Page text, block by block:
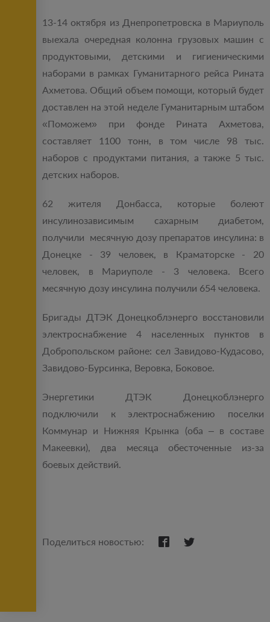
13-14 октября из Днепропетровска в Мариуполь
выехала очередная колонна грузовых машин с
продуктовыми, детскими и гигиеническими
наборами в рамках Гуманитарного рейса Рината
Ахметова. Общий объем помощи, который будет
доставлен на этой неделе Гуманитарным штабом
«Поможем» при фонде Рината Ахметова,
составляет 1100 тонн, в том числе 98 тыс.
наборов с продуктами питания, а также 5 тыс.
детских наборов.
62 жителя Донбасса, которые болеют
инсулинозависимым сахарным диабетом,
получили месячную дозу препаратов инсулина: в
Донецке - 39 человек, в Краматорске - 20
человек, в Мариуполе - 3 человека. Всего
месячную дозу инсулина получили 654 человека.
Бригады ДТЭК Донецкоблэнерго восстановили
электроснабжение 4 населенных пунктов в
Добропольском районе: сел Завидово-Кудасово,
Завидово-Бурсинка, Веровка, Боковое.
Энергетики ДТЭК Донецкоблэнерго
подключили к электроснабжению поселки
Коммунар и Нижняя Крынка (оба – в составе
Макеевки), два месяца обесточенные из-за
боевых действий.
Поделиться новостью: